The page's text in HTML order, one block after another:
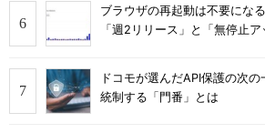
ブラウザの再起動は不要にな
「週2リリース」と「無停止ア
ドコモが選んだAPI保護の次
統制する「門番」とは